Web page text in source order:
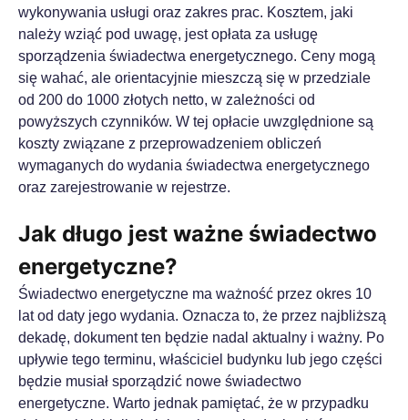
wykonywania usługi oraz zakres prac. Kosztem, jaki
należy wziąć pod uwagę, jest opłata za usługę
sporządzenia świadectwa energetycznego. Ceny mogą
się wahać, ale orientacyjnie mieszczą się w przedziale
od 200 do 1000 złotych netto, w zależności od
powyższych czynników. W tej opłacie uwzględnione są
koszty związane z przeprowadzeniem obliczeń
wymaganych do wydania świadectwa energetycznego
oraz zarejestrowanie w rejestrze.
Jak długo jest ważne świadectwo
energetyczne?
Świadectwo energetyczne ma ważność przez okres 10
lat od daty jego wydania. Oznacza to, że przez najbliższą
dekadę, dokument ten będzie nadal aktualny i ważny. Po
upływie tego terminu, właściciel budynku lub jego części
będzie musiał sporządzić nowe świadectwo
energetyczne. Warto jednak pamiętać, że w przypadku